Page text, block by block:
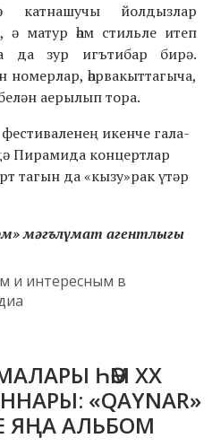
катнашучы йолдызлар
матур һәм стильле итеп
да зур игътибар бирә.
һәрвакыттагыча,
аерылып тора.
икенче гала-
Пирамида концертлар
тагын да «кызу»рак үтәр
мәгълүмат агентлыгы
и интересным в
ҺӘМ XX
«QAYNAR»
ЯҢА АЛЬБОМ